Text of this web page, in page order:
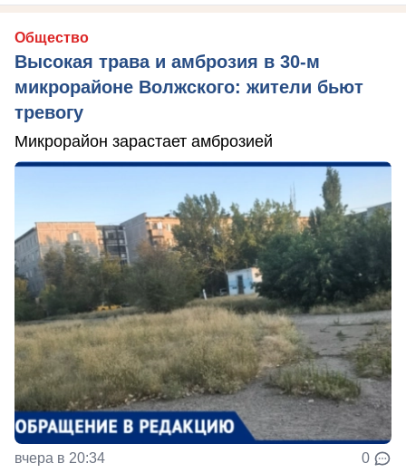
Общество
Высокая трава и амброзия в 30‑м
микрорайоне Волжского: жители бьют
тревогу
Микрорайон зарастает амброзией
вчера в 20:34 0